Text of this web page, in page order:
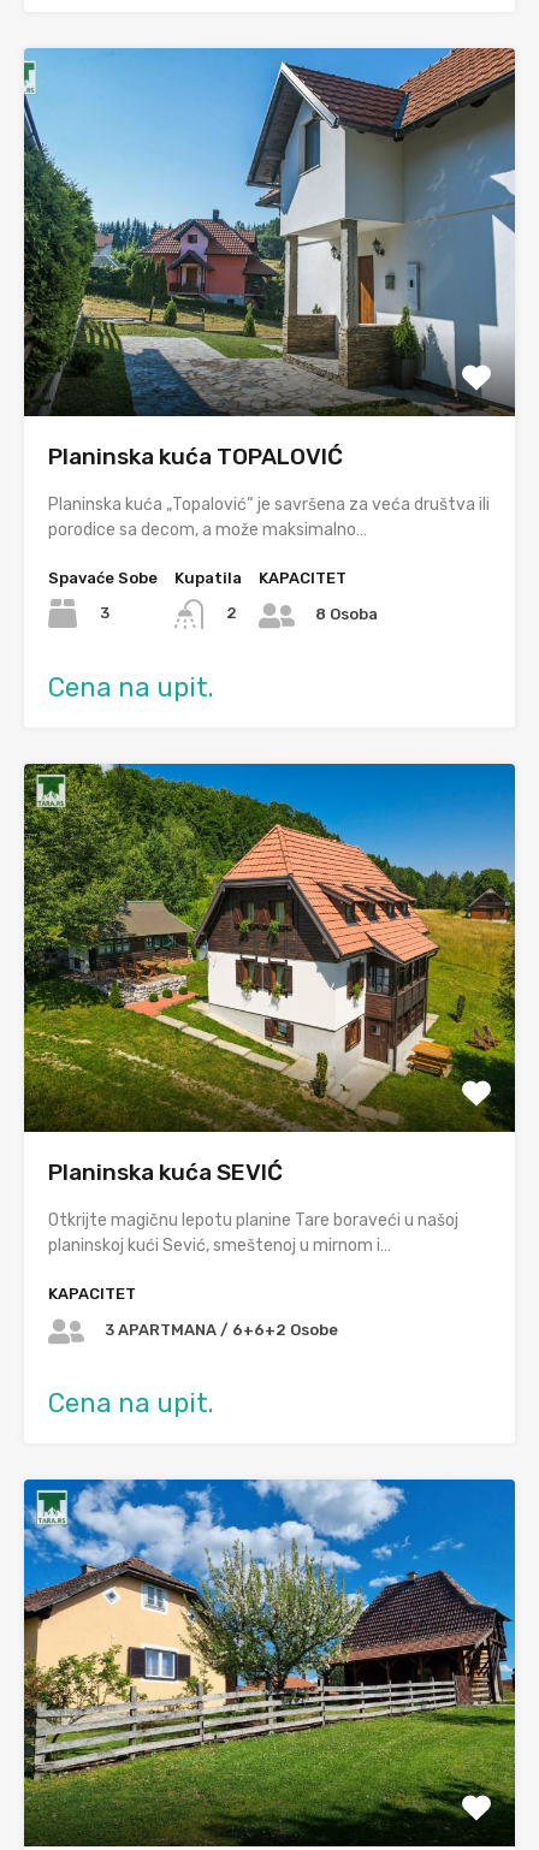
Planinska kuća TOPALOVIĆ
Planinska kuća „Topalović“ je savršena za veća društva ili
porodice sa decom, a može maksimalno…
Spavaće Sobe
3
Kupatila
2
KAPACITET
8 Osoba
Cena na upit.
Planinska kuća SEVIĆ
Otkrijte magičnu lepotu planine Tare boraveći u našoj
planinskoj kući Sević, smeštenoj u mirnom i…
KAPACITET
3 APARTMANA / 6+6+2 Osobe
Cena na upit.